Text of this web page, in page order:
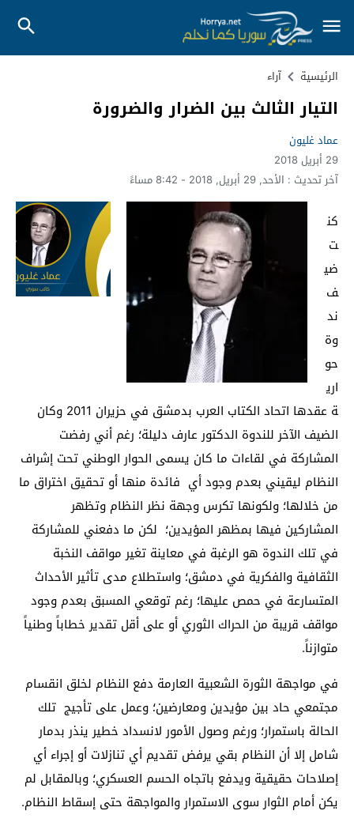
الرئيسية آراء
التيار الثالث بين الضرار والضرورة
عماد غليون
29 أبريل 2018
آخر تحديث : الأحد, 29 أبريل, 2018 - 8:42 مساءً
كن
ت
ضي
ف
ند
وة
حو
اري
ة عقدها اتحاد الكتاب العرب بدمشق في حزيران 2011 وكان
الضيف الآخر للندوة الدكتور عارف دليلة؛ رغم أني رفضت
المشاركة في لقاءات ما كان يسمى الحوار الوطني تحت إشراف
النظام ليقيني بعدم وجود أي فائدة منها أو تحقيق اختراق ما
من خلالها؛ ولكونها تكرس وجهة نظر النظام وتظهر
المشاركين فيها بمظهر المؤيدين؛ لكن ما دفعني للمشاركة
في تلك الندوة هو الرغبة في معاينة تغير مواقف النخبة
الثقافية والفكرية في دمشق؛ واستطلاع مدى تأثير الأحداث
المتسارعة في حمص عليها؛ رغم توقعي المسبق بعدم وجود
مواقف قريبة من الحراك الثوري أو على أقل تقدير خطاباً وطنياً
متوازناً.
في مواجهة الثورة الشعبية العارمة دفع النظام لخلق انقسام
مجتمعي حاد بين مؤيدين ومعارضين؛ وعمل على تأجيج تلك
الحالة باستمرار؛ ورغم وصول الأمور لانسداد خطير ينذر بدمار
شامل إلا أن النظام بقي يرفض تقديم أي تنازلات أو إجراء أي
إصلاحات حقيقية ويدفع باتجاه الحسم العسكري؛ وبالمقابل لم
يكن أمام الثوار سوى الاستمرار والمواجهة حتى إسقاط النظام.